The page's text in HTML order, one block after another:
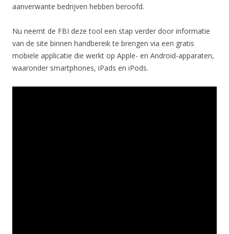
aanverwante bedrijven hebben beroofd.
Nu neemt de FBI deze tool een stap verder door informatie
van de site binnen handbereik te brengen via een gratis
mobiele applicatie die werkt op Apple- en Android-apparaten,
waaronder smartphones, iPads en iPods.